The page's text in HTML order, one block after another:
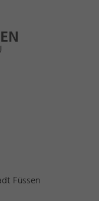
Füssen